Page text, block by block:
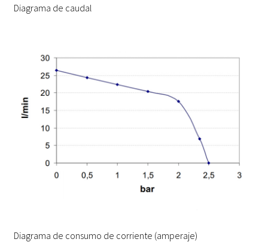
Diagrama de caudal
Diagrama de consumo de corriente (amperaje)